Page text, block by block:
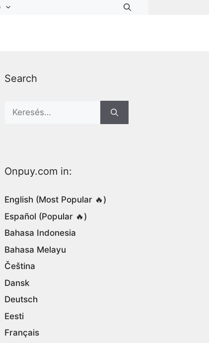
Search
Search
Onpuy.com in:
English (Most Popular 🔥)
Español (Popular 🔥)
Bahasa Indonesia
Bahasa Melayu
Čeština
Dansk
Deutsch
Eesti
Français